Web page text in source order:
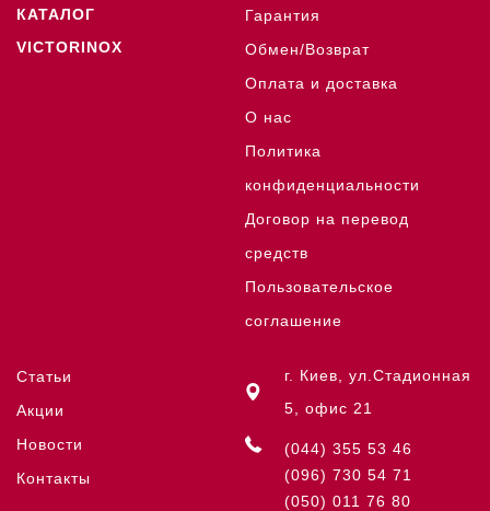
КАТАЛОГ
VICTORINOX
Гарантия
Обмен/Возврат
Оплата и доставка
О нас
Политика
конфиденциальности
Договор на перевод
средств
Пользовательское
соглашение
Статьи
Акции
Новости
Контакты
г. Киев, ул.Стадионная
5, офис 21
(044) 355 53 46
(096) 730 54 71
(050) 011 76 80